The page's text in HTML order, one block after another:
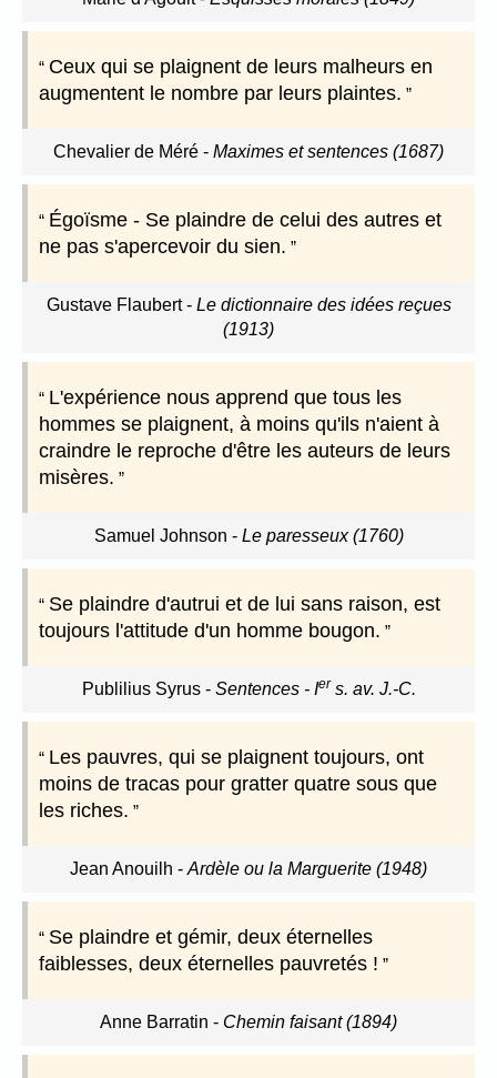
Ceux qui se plaignent de leurs malheurs en
augmentent le nombre par leurs plaintes.
Chevalier de Méré - Maximes et sentences (1687)
Égoïsme - Se plaindre de celui des autres et
ne pas s'apercevoir du sien.
Gustave Flaubert- Le dictionnaire des idées reçues
(1913)
L'expérience nous apprend que tous les
hommes se plaignent, à moins qu'ils n'aient à
craindre le reproche d'être les auteurs de leurs
misères.
Samuel Johnson - Le paresseux (1760)
Se plaindre d'autrui et de lui sans raison, est
toujours l'attitude d'un homme bougon.
Publilius Syrus- Sentences - Ier s. av. J.-C.
Les pauvres, qui se plaignent toujours, ont
moins de tracas pour gratter quatre sous que
les riches.
Jean Anouilh - Ardèle ou la Marguerite (1948)
Se plaindre et gémir, deux éternelles
faiblesses, deux éternelles pauvretés !
Anne Barratin - Chemin faisant (1894)